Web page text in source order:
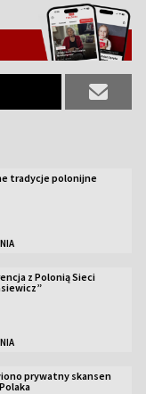
tradycje polonijne
z Polonią Sieci
prywatny skansen